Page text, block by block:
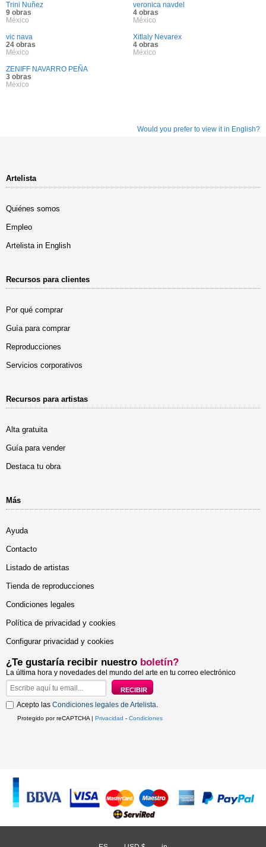
Trini Nuñez
9 obras
México
veronica navdel
4 obras
México
vic nava
24 obras
México
Xitlaly Nevarex
4 obras
México
ZENIFF NAVARRO PEÑA
3 obras
México
Would you prefer to view it in English?
Artelista
Quiénes somos
Empleo
Artelista in English
Recursos para clientes
Por qué comprar
Guía para comprar
Reproducciones
Servicios corporativos
Recursos para artistas
Alta gratuita
Guía para vender
Destaca tu obra
Más
Ayuda
Contacto
Listado de artistas
Tienda de reproducciones
Condiciones legales
Política de privacidad y cookies
Configurar privacidad y cookies
¿Te gustaría recibir nuestro boletín?
La última hora y novedades del mundo del arte en tu correo electrónico
Acepto las Condiciones legales de Artelista.
Protegido por reCAPTCHA | Privacidad - Condiciones